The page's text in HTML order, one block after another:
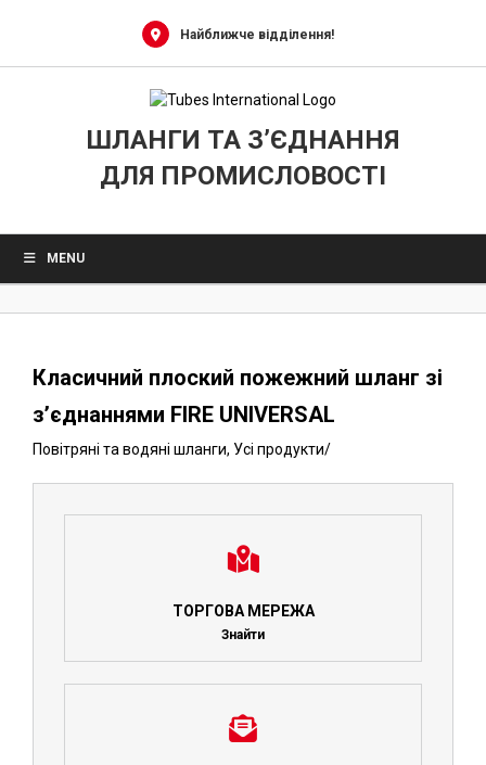
Найближче відділення!
ШЛАНГИ ТА З’ЄДНАННЯ
ДЛЯ ПРОМИСЛОВОСТІ
MENU
Класичний плоский пожежний шланг зі
з’єднаннями FIRE UNIVERSAL
Повітряні та водяні шланги, Усі продукти/
ТОРГОВА МЕРЕЖА
Знайти